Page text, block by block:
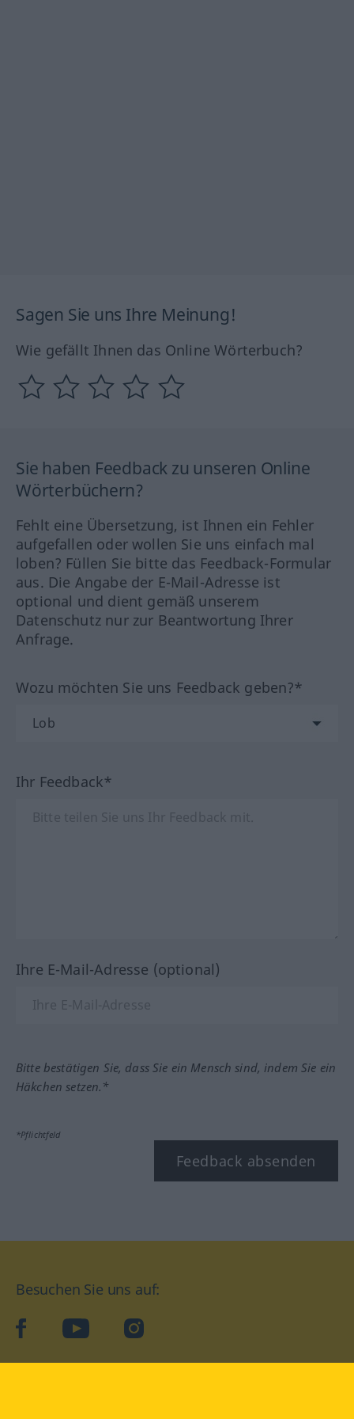
Sagen Sie uns Ihre Meinung!
Wie gefällt Ihnen das Online Wörterbuch?
Sie haben Feedback zu unseren Online
Wörterbüchern?
Fehlt eine Übersetzung, ist Ihnen ein Fehler
aufgefallen oder wollen Sie uns einfach mal
loben? Füllen Sie bitte das Feedback-Formular
aus. Die Angabe der E-Mail-Adresse ist
optional und dient gemäß unserem
Datenschutz nur zur Beantwortung Ihrer
Anfrage.
Wozu möchten Sie uns Feedback geben?*
Ihr Feedback*
Ihre E-Mail-Adresse (optional)
Bitte bestätigen Sie, dass Sie ein Mensch sind, indem Sie ein
Häkchen setzen.*
*Pflichtfeld
Feedback absenden
Besuchen Sie uns auf:
facebookYouTube Instagram